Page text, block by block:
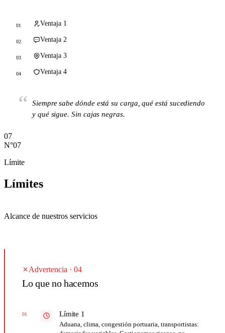
01 Ventaja 1
02 Ventaja 2
03 Ventaja 3
04 Ventaja 4
“
Siempre sabe dónde está su carga, qué está sucediendo
y qué sigue. Sin cajas negras.
07
N°07
Límite
Límites
Alcance de nuestros servicios
Advertencia · 04
Lo que no hacemos
01 Límite 1
Aduana, clima, congestión portuaria, transportistas: